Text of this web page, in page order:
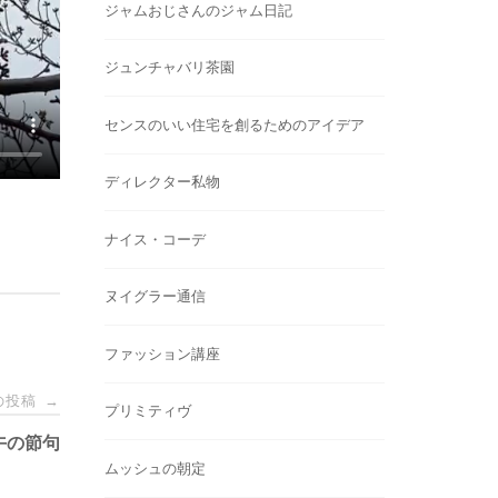
投稿 →
の節句
ジャムおじさんのジャム日記
ジュンチャバリ茶園
センスのいい住宅を創るためのアイデア
ディレクター私物
ナイス・コーデ
ヌイグラー通信
ファッション講座
プリミティヴ
ムッシュの朝定